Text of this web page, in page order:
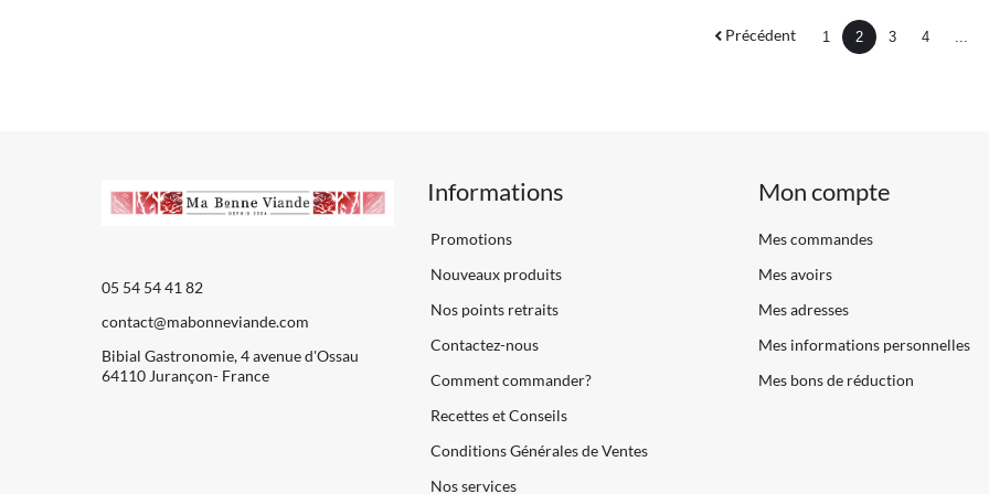
Précédent 1 2 3 4
05 54 54 41 82
contact@mabonneviande.com
Bibial Gastronomie, 4 avenue d'Ossau
64110 Jurançon- France
Informations
Promotions
Nouveaux produits
Nos points retraits
Contactez-nous
Comment commander?
Recettes et Conseils
Conditions Générales de Ventes
Nos services
Mon compte
Mes commandes
Mes avoirs
Mes adresses
Mes informations personnelles
Mes bons de réduction